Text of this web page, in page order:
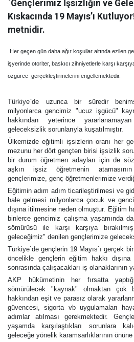
`Gençlerimiz İşsizliğin ve
Kıskacında 19 Mayıs’ı
metnidir.
Her geçen gün daha ağır koşullar altında ezilen
işyerinde otoriter, baskıcı zihniyetlerle karşı
özgürce gerçekleştirmelerini engellemektedir.
Türkiye`de uzunca bir süredir
milyonlarca gencimiz "ucuz işgücü"
hakkından yeterince
geleceksizlik sorunlarıyla kuşatılmıştır.
Ülkemizde eğitimli işsizlerin oranı her
mezunu her dört gençten birisi işsizlik
bir durum öğretmen adayları için de
aşkın işsiz öğretmenin
gençlerimize, genç öğretmenlerimize
Eğitimin adım adım ticarileştirilmesi ve
hale gelmesi milyonlarca çocuk ve
dışına itilmesine neden olmuştur. Eğitim
binlerce gencimiz çalışma yaşamında
sömürüsü ile karşı karşıya
geleceğimiz" denilen gençlerimize
Türkiye`de gençlerin 19 Mayıs`ı gerçek
öncelikle gençlerin eğitim hakkı
sonrasında çalışacakları iş olanaklarının
AKP hükümetinin her fırsatta
sömürülecek "kaynak" olmaktan çok
hakkından eşit ve parasız olarak
güvencesi, sigorta vb uygulamaları
adımlar atılması gerekmektedir.
yaşamda karşılaştıkları sorunlara
geleceğe yönelik karamsarlıklarının